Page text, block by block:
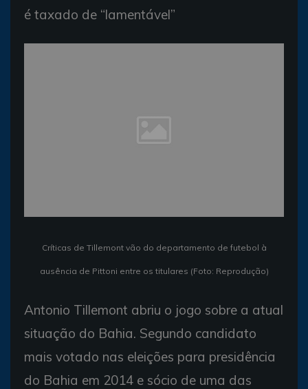
é taxado de “lamentável”
Críticas de Tillemont vão do departamento de futebol à
ausência de Pittoni entre os titulares (Foto: Reprodução)
Antonio Tillemont abriu o jogo sobre a atual
situação do Bahia. Segundo candidato
mais votado nas eleições para presidência
do Bahia em 2014 e sócio de uma das